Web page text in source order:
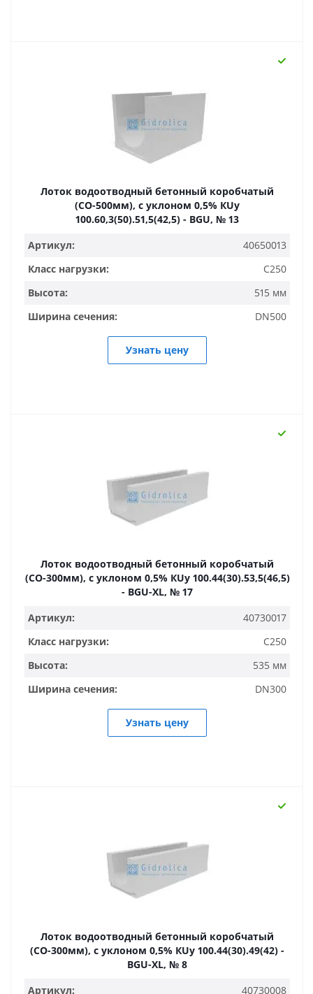
Лоток водоотводный бетонный коробчатый
(СО-500мм), с уклоном 0,5% КUу
100.60,3(50).51,5(42,5) - BGU, № 13
Артикул:
40650013
Класс нагрузки:
C250
Высота:
515 мм
Ширина сечения:
DN500
Узнать цену
Лоток водоотводный бетонный коробчатый
(СО-300мм), с уклоном 0,5% КUу 100.44(30).53,5(46,5)
- BGU-XL, № 17
Артикул:
40730017
Класс нагрузки:
C250
Высота:
535 мм
Ширина сечения:
DN300
Узнать цену
Лоток водоотводный бетонный коробчатый
(СО-300мм), с уклоном 0,5% КUу 100.44(30).49(42) -
BGU-XL, № 8
Артикул:
40730008